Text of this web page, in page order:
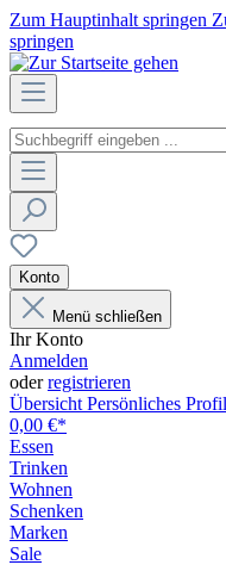
Zum Hauptinhalt springen
springen
Konto
Menü schließen
Ihr Konto
Anmelden
oderregistrieren
Übersicht Persönliches Profil
0,00 €*
Essen
Trinken
Wohnen
Schenken
Marken
Sale